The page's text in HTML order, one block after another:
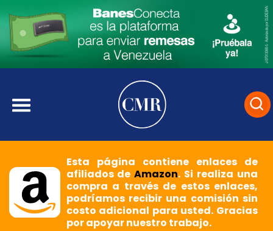
Esta página contiene enlaces de
afiliados deAmazon. Si realiza una
compra a través de estos enlaces,
podríamos recibir una comisión sin
costo adicional para usted. Gracias
por apoyar nuestro trabajo.